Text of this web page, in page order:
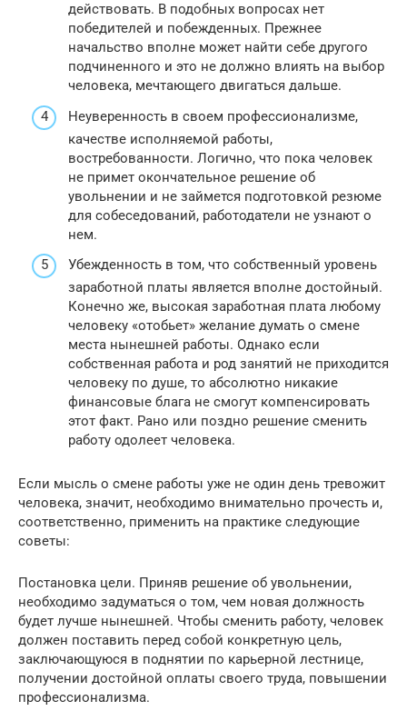
действовать. В подобных вопросах нет
победителей и побежденных. Прежнее
начальство вполне может найти себе другого
подчиненного и это не должно влиять на выбор
человека, мечтающего двигаться дальше.
Неуверенность в своем профессионализме,
качестве исполняемой работы,
востребованности. Логично, что пока человек
не примет окончательное решение об
увольнении и не займется подготовкой резюме
для собеседований, работодатели не узнают о
нем.
Убежденность в том, что собственный уровень
заработной платы является вполне достойный.
Конечно же, высокая заработная плата любому
человеку «отобьет» желание думать о смене
места нынешней работы. Однако если
собственная работа и род занятий не приходится
человеку по душе, то абсолютно никакие
финансовые блага не смогут компенсировать
этот факт. Рано или поздно решение сменить
работу одолеет человека.
Если мысль о смене работы уже не один день тревожит
человека, значит, необходимо внимательно прочесть и,
соответственно, применить на практике следующие
советы:
Постановка цели. Приняв решение об увольнении,
необходимо задуматься о том, чем новая должность
будет лучше нынешней. Чтобы сменить работу, человек
должен поставить перед собой конкретную цель,
заключающуюся в поднятии по карьерной лестнице,
получении достойной оплаты своего труда, повышении
профессионализма.